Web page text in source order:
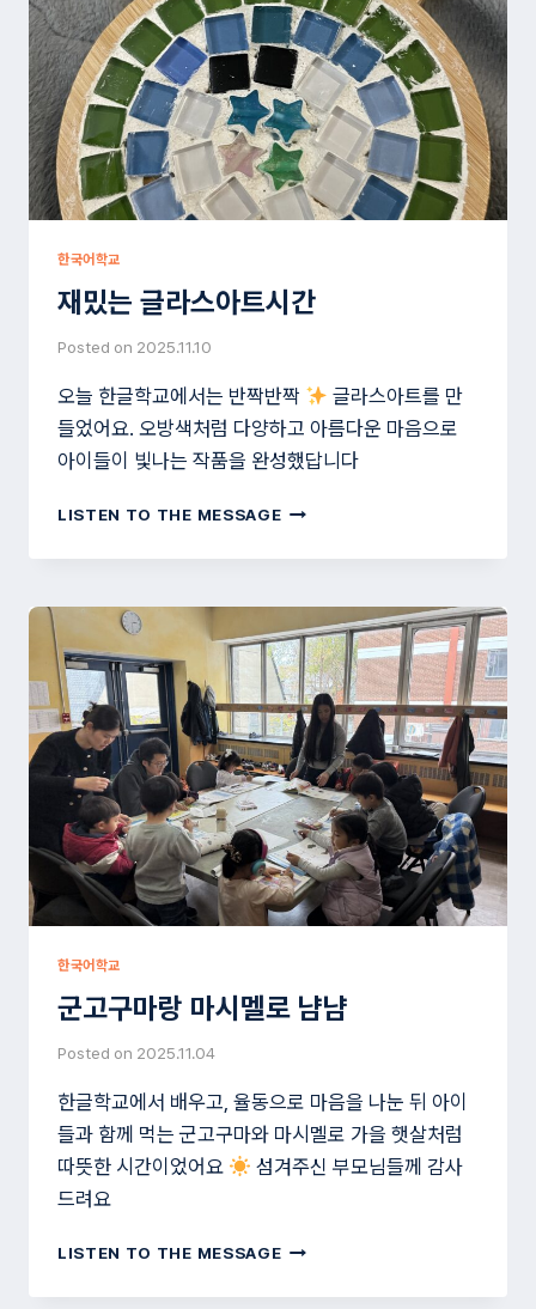
요!!
한국어학교
재밌는 글라스아트시간
Posted on 2025.11.10
오늘 한글학교에서는 반짝반짝
글라스아트를 만
들었어요. 오방색처럼 다양하고 아름다운 마음으로
아이들이 빛나는 작품을 완성했답니다
LISTEN TO THE MESSAGE재
는
라
스
아
트
시
간
한국어학교
군고구마랑 마시멜로 냠냠
Posted on 2025.11.04
한글학교에서 배우고, 율동으로 마음을 나눈 뒤 아이
들과 함께 먹는 군고구마와 마시멜로 가을 햇살처럼
따뜻한 시간이었어요
섬겨주신 부모님들께 감사
드려요
LISTEN TO THE MESSAGE군
구